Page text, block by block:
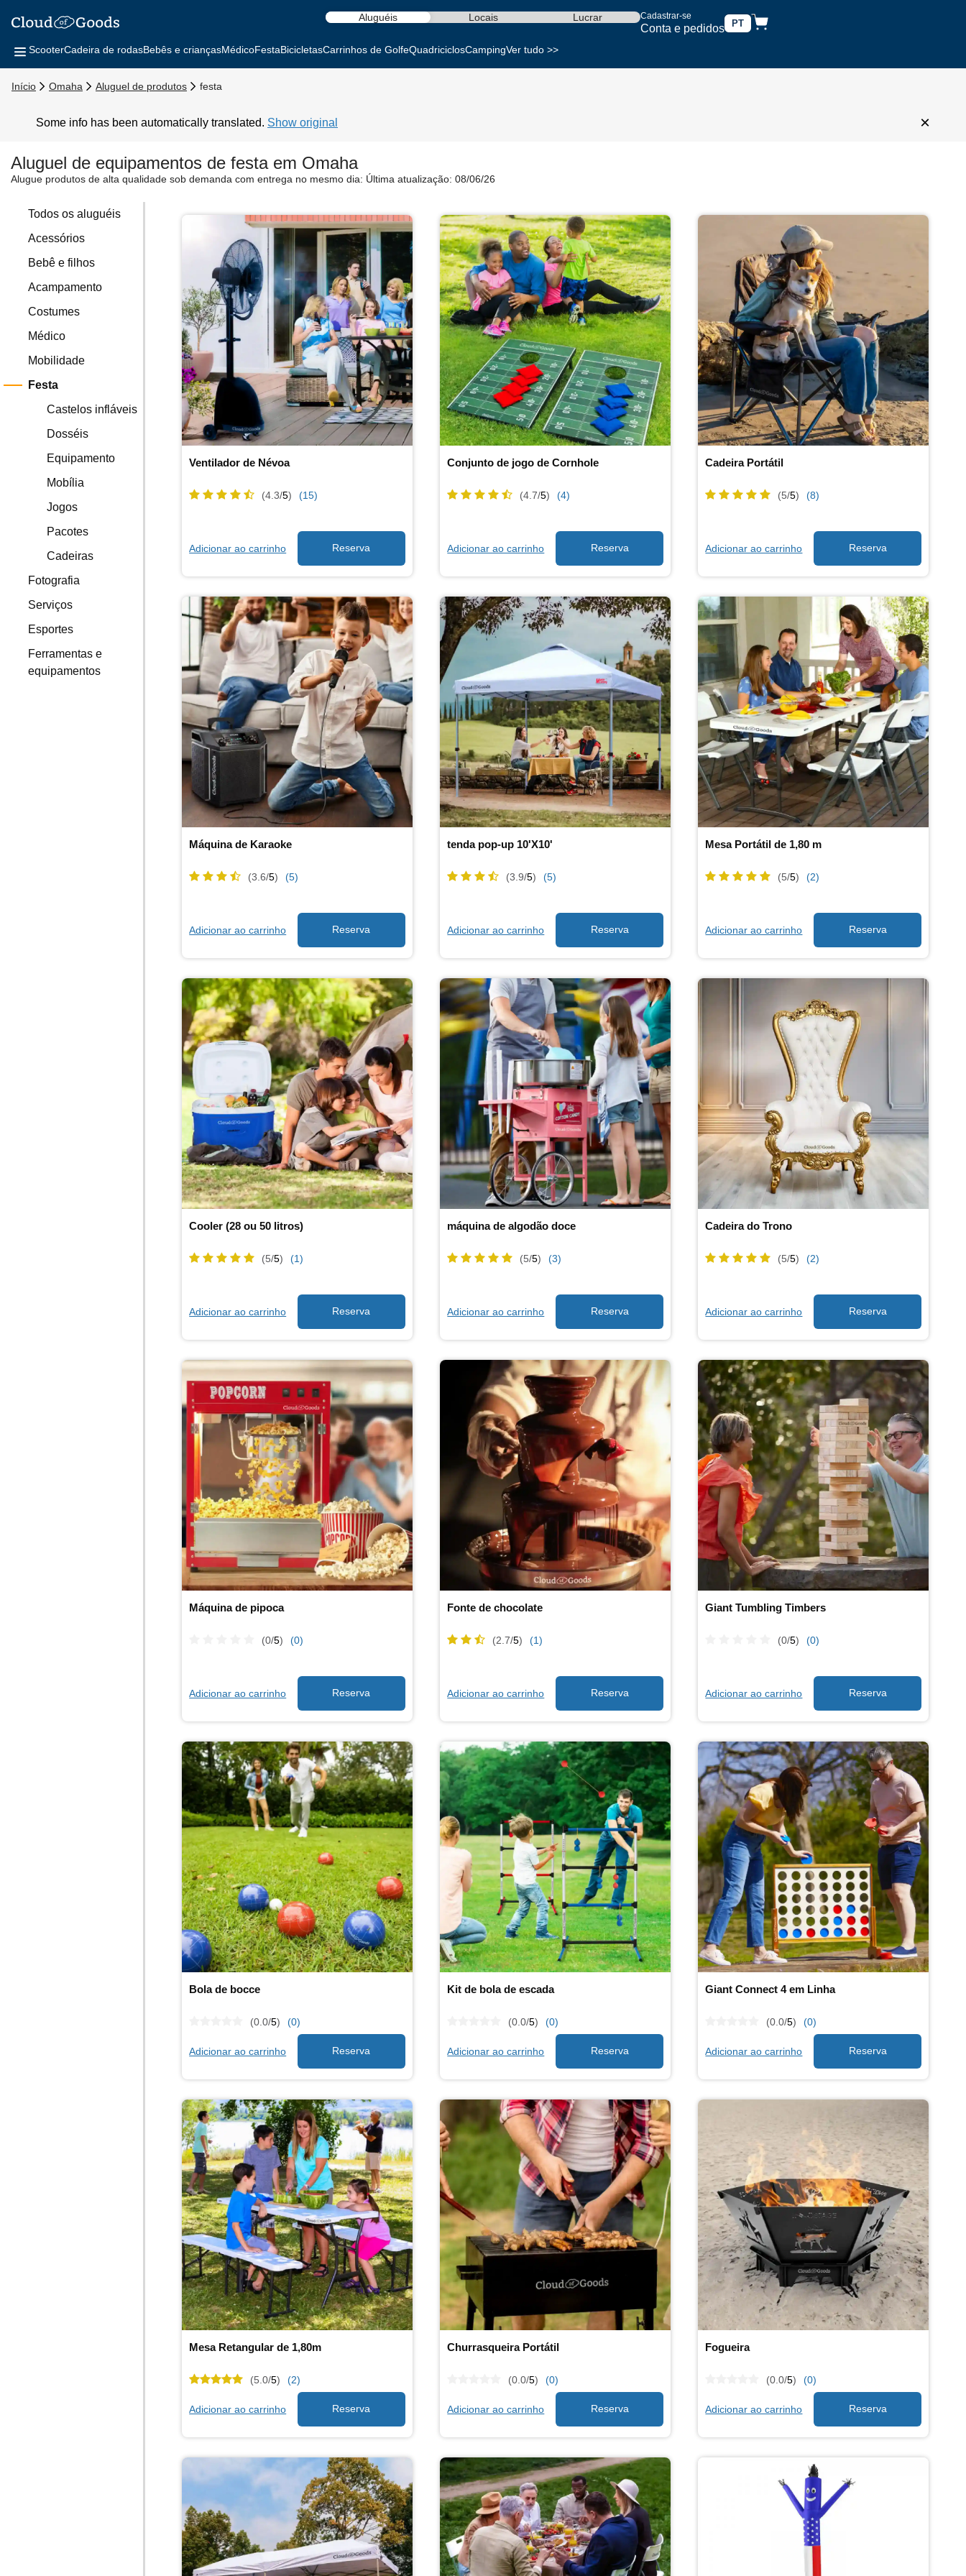
Cadastrar-se
Conta e pedidos PT
Aluguéis Locais Lucrar
ScooterCadeira de rodasBebês e criançasMédicoFestaBicicletasCarrinhos de GolfeQuadriciclosCampingVer tudo >>
Início Omaha Aluguel de produtos festa
Some info has been automatically translated. Show original ×
Aluguel de equipamentos de festa em Omaha
Alugue produtos de alta qualidade sob demanda com entrega no mesmo dia: Última atualização: 08/06/26
Todos os aluguéis
Acessórios
Bebê e filhos
Acampamento
Costumes
Médico
Mobilidade
Festa
Castelos infláveis
Dosséis
Equipamento
Mobília
Jogos
Pacotes
Cadeiras
Fotografia
Serviços
Esportes
Ferramentas e
equipamentos
Ventilador de Névoa
(4.3/5) (15)
Adicionar ao carrinho
Conjunto de jogo de Cornhole
(4.7/5) (4)
Adicionar ao carrinho
Cadeira Portátil
(5/5) (8)
Adicionar ao carrinho
Máquina de Karaoke
(3.6/5) (5)
Adicionar ao carrinho
tenda pop-up 10'X10'
(3.9/5) (5)
Adicionar ao carrinho
Mesa Portátil de 1,80 m
(5/5) (2)
Adicionar ao carrinho
Cooler (28 ou 50 litros)
(5/5) (1)
Adicionar ao carrinho
máquina de algodão doce
(5/5) (3)
Adicionar ao carrinho
Cadeira do Trono
(5/5) (2)
Adicionar ao carrinho
Máquina de pipoca
(0/5) (0)
Adicionar ao carrinho
Fonte de chocolate
(2.7/5) (1)
Adicionar ao carrinho
Giant Tumbling Timbers
(0/5) (0)
Adicionar ao carrinho
Bola de bocce
(0.0/5) (0)
Adicionar ao carrinho
Kit de bola de escada
(0.0/5) (0)
Adicionar ao carrinho
Giant Connect 4 em Linha
(0.0/5) (0)
Adicionar ao carrinho
Mesa Retangular de 1,80m
(5.0/5) (2)
Adicionar ao carrinho
Churrasqueira Portátil
(0.0/5) (0)
Adicionar ao carrinho
Fogueira
(0.0/5) (0)
Adicionar ao carrinho